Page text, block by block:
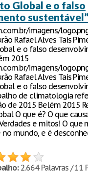
Global e o falso
sustentável”
imagens/
Rafael Alves Taís
e o falso
2015
imagens/
Rafael Alves Taís
e o falso
de climatologia
de 2015 Belém 2015
O que é? O que
e mitos! O que
mundo, e é
2.664 Palavras / 11